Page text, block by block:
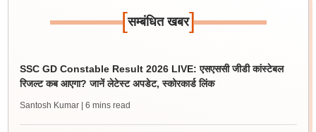
[सम्बंधित खबर]
SSC GD Constable Result 2026 LIVE: एसएससी जीडी कांस्टेबल
रिजल्ट कब आएगा? जानें लेटेस्ट अपडेट, स्कोरकार्ड लिंक
Santosh Kumar | 6 mins read